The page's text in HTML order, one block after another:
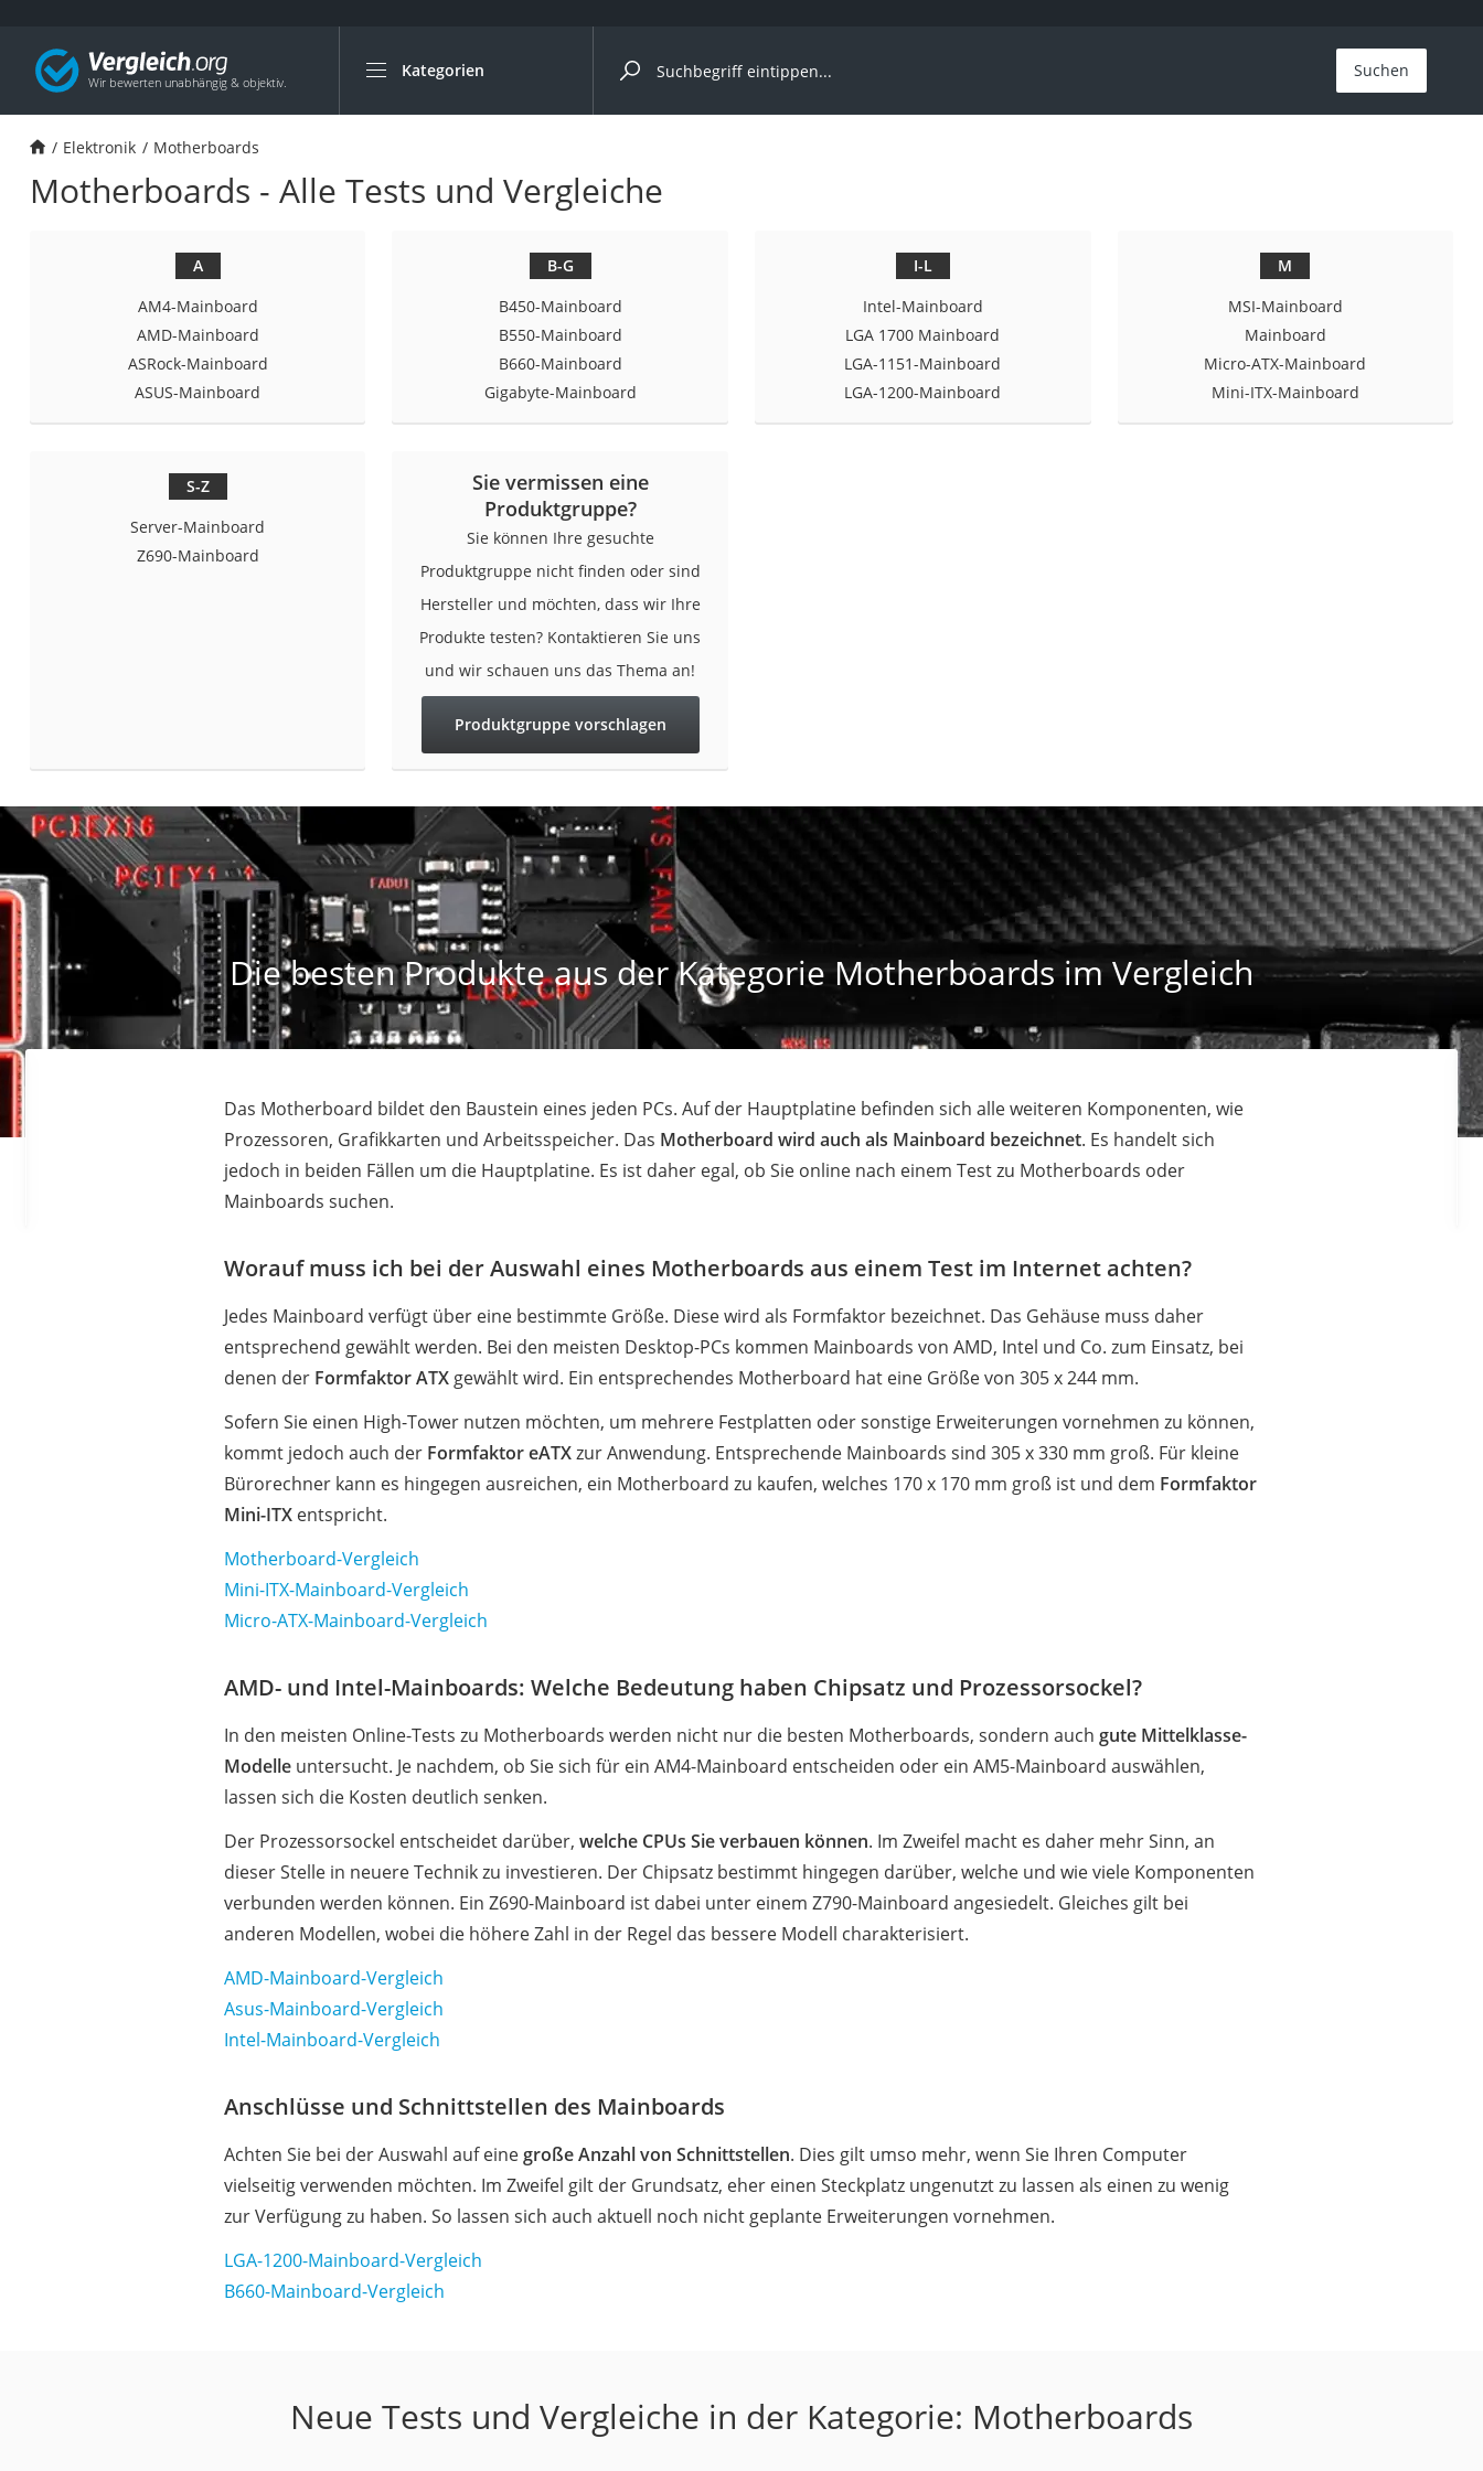
Kategorien
Die beliebtesten Vergleiche nach Kategorie
Elektronik
Monitor 32 Zoll 4K
Laser-Multifunktionsdrucker
Powerstation mit Solarpanel
17-Zoll-Laptop
Satellitenschüssel
Gaming-Headset
Tablets unter 200 Euro
Ladekabel Typ 2 Schuko
Acer Aspire
Service
Suchen
Elektronik Motherboards
Motherboards - Alle Tests und Vergleiche
A
AM4-Mainboard
AMD-Mainboard
ASRock-Mainboard
ASUS-Mainboard
B-G
B450-Mainboard
B550-Mainboard
B660-Mainboard
Gigabyte-Mainboard
I-L
Intel-Mainboard
LGA 1700 Mainboard
LGA-1151-Mainboard
LGA-1200-Mainboard
M
MSI-Mainboard
Mainboard
Micro-ATX-Mainboard
Mini-ITX-Mainboard
S-Z
Server-Mainboard
Z690-Mainboard
Sie vermissen eine
Produktgruppe?
Sie können Ihre gesuchte
Produktgruppe nicht finden oder sind
Hersteller und möchten, dass wir Ihre
Produkte testen? Kontaktieren Sie uns
und wir schauen uns das Thema an!
Produktgruppe vorschlagen
Die besten Produkte aus der Kategorie Motherboards im Vergleich
Das Motherboard bildet den Baustein eines jeden PCs. Auf der Hauptplatine befinden sich alle weiteren Komponenten, wie
Prozessoren, Grafikkarten und Arbeitsspeicher. Das Motherboard wird auch als Mainboard bezeichnet. Es handelt sich
jedoch in beiden Fällen um die Hauptplatine. Es ist daher egal, ob Sie online nach einem Test zu Motherboards oder
Mainboards suchen.
Worauf muss ich bei der Auswahl eines Motherboards aus einem Test im Internet achten?
Jedes Mainboard verfügt über eine bestimmte Größe. Diese wird als Formfaktor bezeichnet. Das Gehäuse muss daher
entsprechend gewählt werden. Bei den meisten Desktop-PCs kommen Mainboards von AMD, Intel und Co. zum Einsatz, bei
denen der Formfaktor ATX gewählt wird. Ein entsprechendes Motherboard hat eine Größe von 305 x 244 mm.
Sofern Sie einen High-Tower nutzen möchten, um mehrere Festplatten oder sonstige Erweiterungen vornehmen zu können,
kommt jedoch auch der Formfaktor eATXzur Anwendung. Entsprechende Mainboards sind 305 x 330 mm groß. Für kleine
Bürorechner kann es hingegen ausreichen, ein Motherboard zu kaufen, welches 170 x 170 mm groß ist und dem Formfaktor
Mini-ITX entspricht.
Motherboard-Vergleich
Mini-ITX-Mainboard-Vergleich
Micro-ATX-Mainboard-Vergleich
AMD- und Intel-Mainboards: Welche Bedeutung haben Chipsatz und Prozessorsockel?
In den meisten Online-Tests zu Motherboards werden nicht nur die besten Motherboards, sondern auchgute Mittelklasse-
Modelle untersucht. Je nachdem, ob Sie sich für ein AM4-Mainboard entscheiden oder ein AM5-Mainboard auswählen,
lassen sich die Kosten deutlich senken.
Der Prozessorsockel entscheidet darüber,welche CPUs Sie verbauen können. Im Zweifel macht es daher mehr Sinn, an
dieser Stelle in neuere Technik zu investieren. Der Chipsatz bestimmt hingegen darüber, welche und wie viele Komponenten
verbunden werden können. Ein Z690-Mainboard ist dabei unter einem Z790-Mainboard angesiedelt. Gleiches gilt bei
anderen Modellen, wobei die höhere Zahl in der Regel das bessere Modell charakterisiert.
AMD-Mainboard-Vergleich
Asus-Mainboard-Vergleich
Intel-Mainboard-Vergleich
Anschlüsse und Schnittstellen des Mainboards
Achten Sie bei der Auswahl auf einegroße Anzahl von Schnittstellen. Dies gilt umso mehr, wenn Sie Ihren Computer
vielseitig verwenden möchten. Im Zweifel gilt der Grundsatz, eher einen Steckplatz ungenutzt zu lassen als einen zu wenig
zur Verfügung zu haben. So lassen sich auch aktuell noch nicht geplante Erweiterungen vornehmen.
LGA-1200-Mainboard-Vergleich
B660-Mainboard-Vergleich
Neue Tests und Vergleiche in der Kategorie: Motherboards